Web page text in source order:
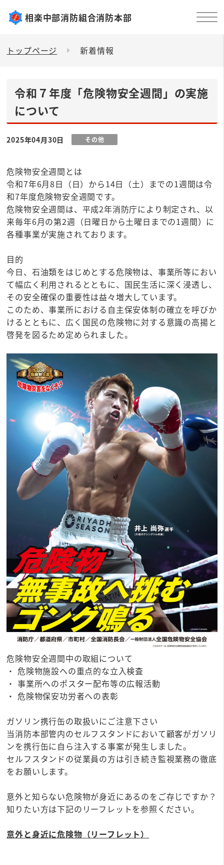
相楽中部消防組合消防本部
トップページ 新着情報
令和７年度「危険物安全週間」の実施
について
2025年04月30日 その他
危険物安全週間とは
令和7年6月8日（日）から14日（土）までの1週間は令
和7年度危険物安全週間です。
危険物安全週間は、平成2年消防庁により制定され、以
来毎年6月の第2週（日曜日から土曜日までの1週間）に
各種事業が実施されております。
目的
今日、石油類をはじめとする危険物は、事業所等におい
て幅広く利用されるとともに、国民生活に深く浸透し、
その安全確保の重要性は益々増大しています。
このため、事業所における自主保安体制の確立を呼びか
けるとともに、広く国民の危険物に対する意識の高揚と
啓発を図るため定められました。
危険物安全週間中の取組について
・ 危険物施設への重点的な立入検査
・ 事業所へのポスター配布等の広報活動
・ 危険物保安功労者への表彰
ガソリン携行缶の取扱いにご注意下さい
当消防本部管内のセルフスタンドにおいて顧客がガソリ
ンを携行缶に自ら注入する事案が発生しました。
セルフスタンドの従業員の方は引き続き監視業務の徹底
をお願いします。
意外と知らない危険物が身近にあるのをご存じですか？
知りたい方は下記のリーフレットを参照ください。
意外と身近に危険物（リーフレット）